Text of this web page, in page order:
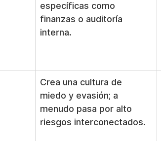
específicas como
finanzas o auditoría
interna.
Crea una cultura de
miedo y evasión; a
menudo pasa por alto
riesgos interconectados.